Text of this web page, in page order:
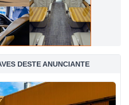
DESTE ANUNCIANTE